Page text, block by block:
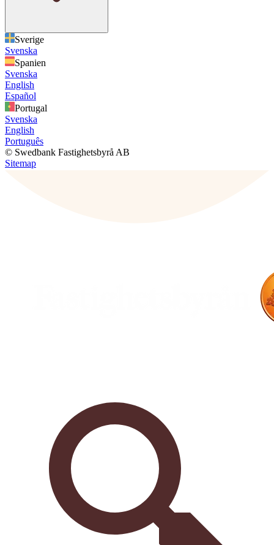
Sverige
Svenska
Spanien
Svenska
English
Español
Portugal
Svenska
English
Português
© Swedbank Fastighetsbyrå AB
Sitemap